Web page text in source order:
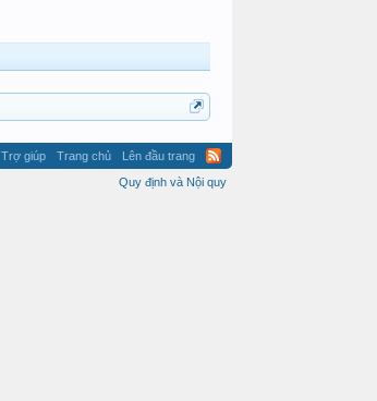
Trợ giúp Trang chủ
Lên đầu trang
Quy định và Nội quy